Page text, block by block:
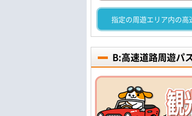
指定の周遊エリア内の
B:高速道路周遊パ